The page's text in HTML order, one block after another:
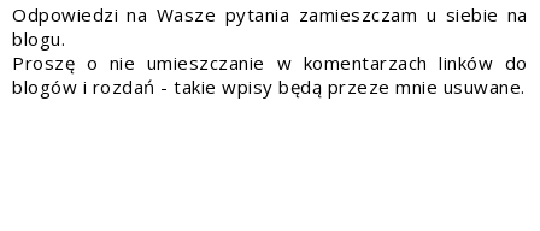
Odpowiedzi na Wasze pytania zamieszczam u siebie na
blogu.
Proszę o nie umieszczanie w komentarzach linków do
blogów i rozdań - takie wpisy będą przeze mnie usuwane.